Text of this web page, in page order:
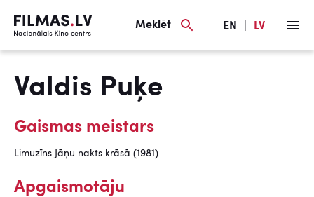
Meklēt EN LV
Valdis Puķe
Gaismas meistars
Limuzīns Jāņu nakts krāsā (1981)
Apgaismotāju